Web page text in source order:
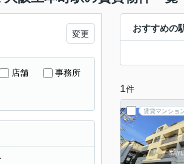
おすすめの
1件
賃貸マンショ
変更
店舗 事務所